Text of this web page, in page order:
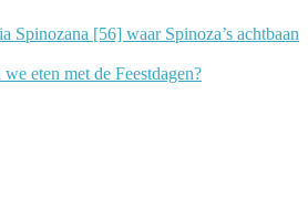
Spinozana [56] waar Spinoza’s achtbaan
eten met de Feestdagen?